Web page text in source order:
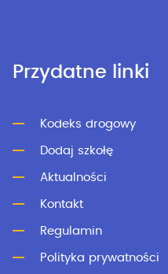
Przydatne linki
Kodeks drogowy
Dodaj szkołę
Aktualności
Kontakt
Regulamin
Polityka prywatności